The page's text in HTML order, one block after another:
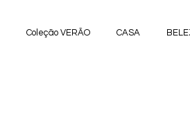
Coleção VERÃO CASA